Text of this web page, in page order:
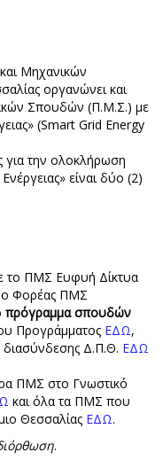
Μηχανικών
οργανώνει και
Σπουδών (Π.Μ.Σ.) με
(Smart Grid Energy
για την ολοκλήρωση
είναι δύο (2)
το ΠΜΣ Ευφυή Δίκτυα
ο Φορέας ΠΜΣ
πρόγραμμα σπουδών
Προγράμματος ΕΔΩ,
διασύνδεσης Δ.Π.Θ. ΕΔΩ
ΠΜΣ στο Γνωστικό
και όλα τα ΠΜΣ που
Θεσσαλίας ΕΔΩ.
.